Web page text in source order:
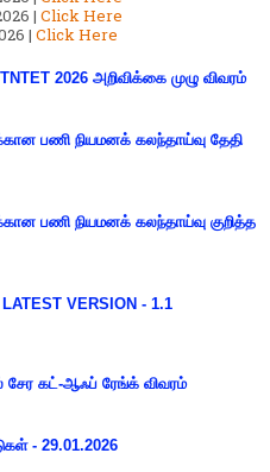
| Click Here
| Click Here
2026 அறிவிக்கை முழு விவரம்
பணி நியமனக் கலந்தாய்வு தேதி
பணி நியமனக் கலந்தாய்வு குறித்த
VERSION - 1.1
சேர கட்-ஆஃப் ரேங்க் விவரம்
- 29.01.2026